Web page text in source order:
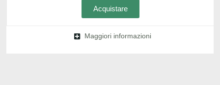
Acquistare
Maggiori informazioni